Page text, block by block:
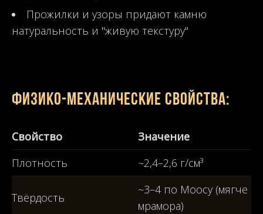
Прожилки и узоры придают камню
натуральность и "живую текстуру"
Физико-механические свойства:
Свойство
Значение
Плотность
~2,4–2,6 г/см³
Твёрдость
~3–4 по Моосу (мягче
мрамора)